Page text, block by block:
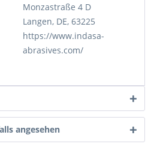
Monzastraße 4 D
Langen, DE, 63225
https://www.indasa-
abrasives.com/
angesehen